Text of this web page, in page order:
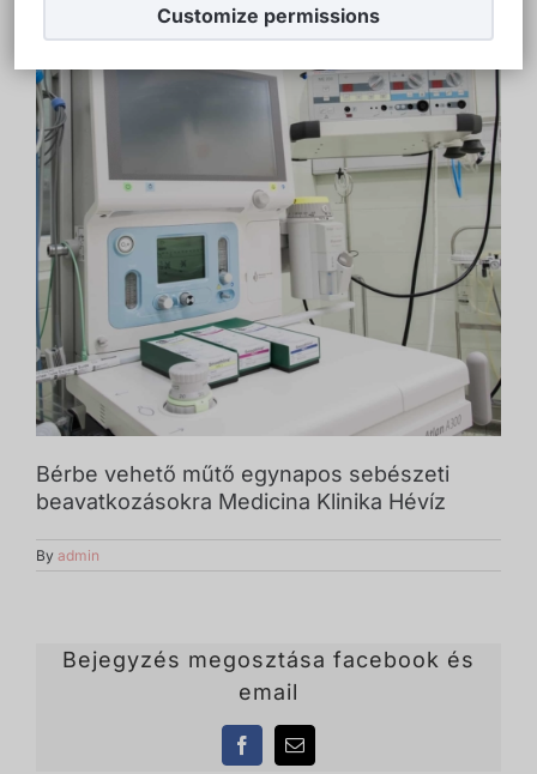
Customize permissions
Bérbe vehető műtő egynapos sebészeti
beavatkozásokra Medicina Klinika Hévíz
By admin
Bejegyzés megosztása facebook és
email
FacebookEmail